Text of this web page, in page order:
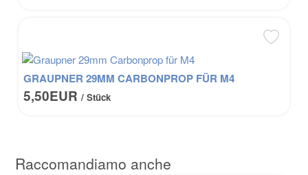
GRAUPNER 29MM CARBONPROP FÜR M4
5,50EUR/ Stück
Raccomandiamo anche